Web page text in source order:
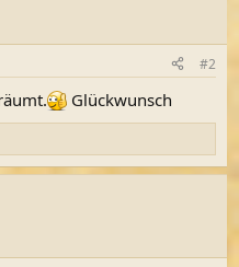
#2
Glückwunsch